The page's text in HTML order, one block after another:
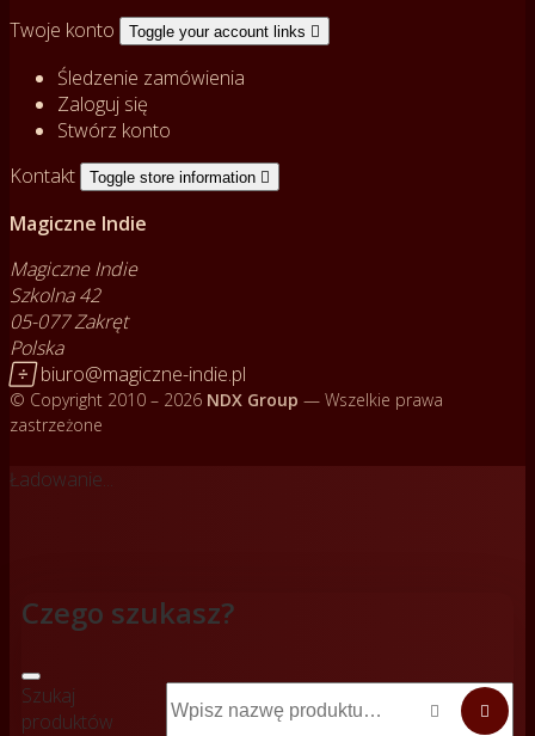
Twoje konto
Toggle your account links 
Śledzenie zamówienia
Zaloguj się
Stwórz konto
Kontakt
Toggle store information 
Magiczne Indie
Magiczne Indie
Szkolna 42
05-077 Zakręt
Polska
 biuro@magiczne-indie.pl
© Copyright 2010 – 2026 NDX Group — Wszelkie prawa
zastrzeżone
Ładowanie...
Czego szukasz?
Szukaj
produktów
 